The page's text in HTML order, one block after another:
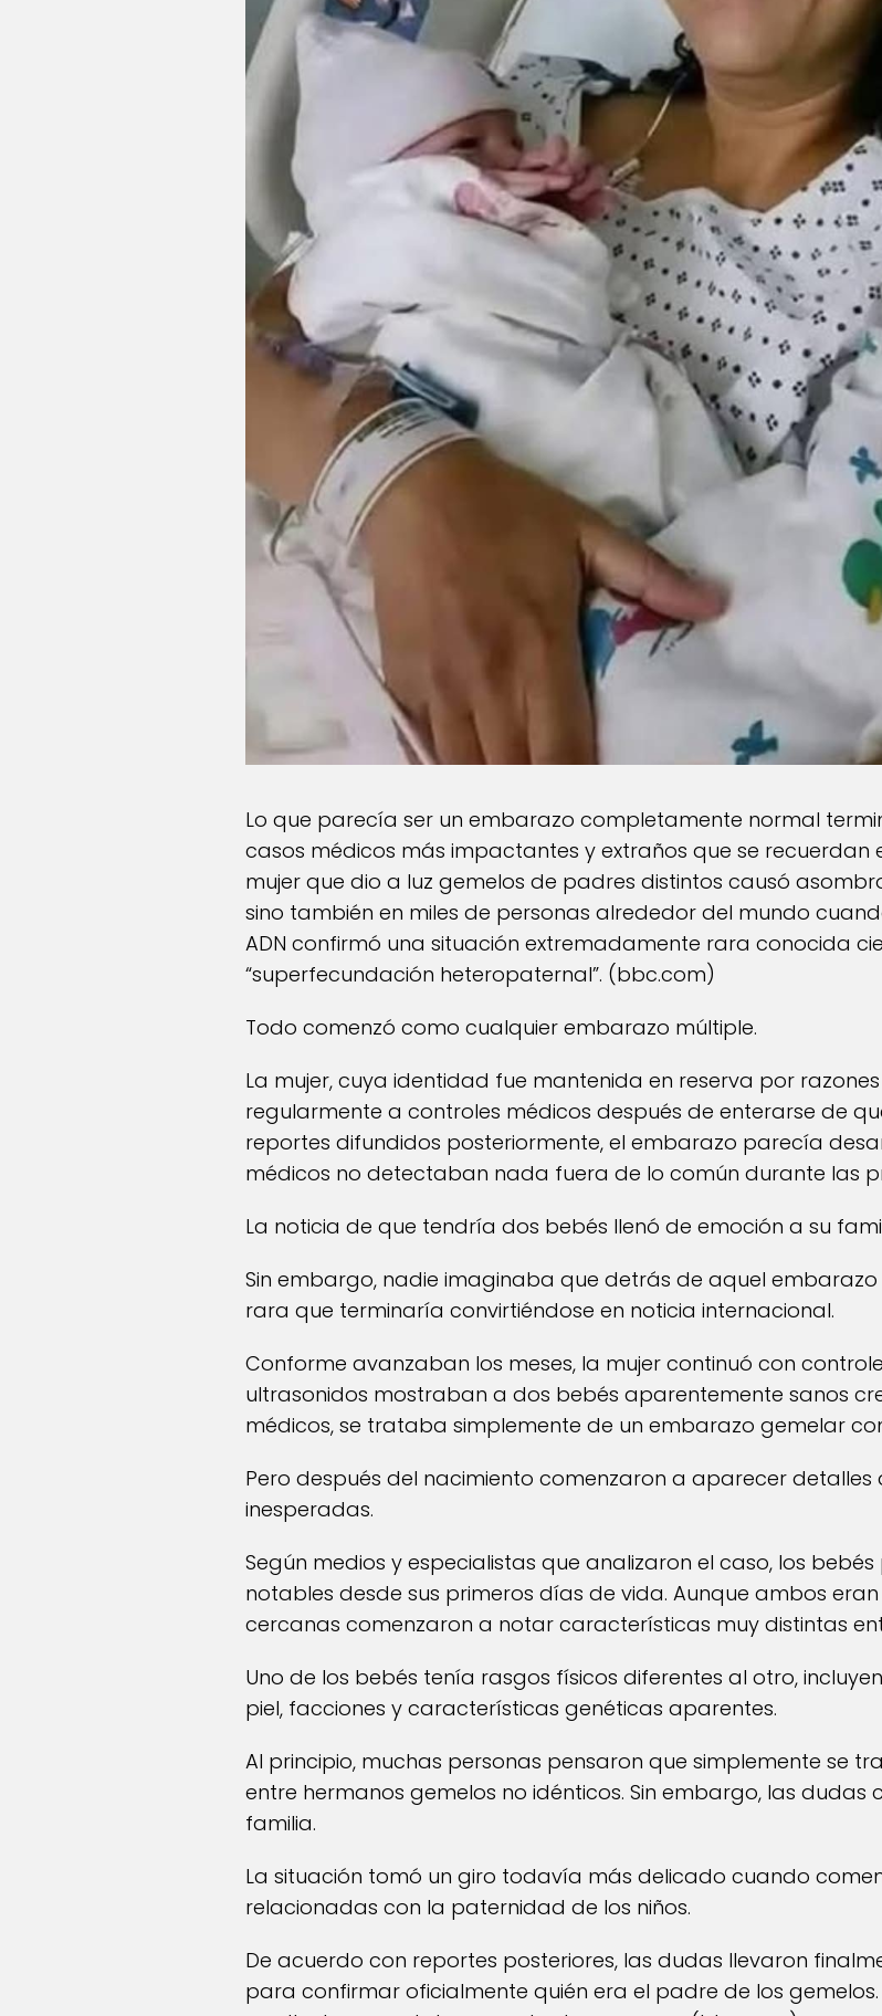
Lo que parecía ser un embarazo completamente normal
casos médicos más impactantes y extraños que se recuerdan
mujer que dio a luz gemelos de padres distintos causó
sino también en miles de personas alrededor del mundo
ADN confirmó una situación extremadamente rara conocida
“superfecundación heteropaternal”. (bbc.com)
Todo comenzó como cualquier embarazo múltiple.
La mujer, cuya identidad fue mantenida en reserva por
regularmente a controles médicos después de enterarse de
reportes difundidos posteriormente, el embarazo parecía
médicos no detectaban nada fuera de lo común durante las
La noticia de que tendría dos bebés llenó de emoción a su
Sin embargo, nadie imaginaba que detrás de aquel
rara que terminaría convirtiéndose en noticia internacional.
Conforme avanzaban los meses, la mujer continuó con
ultrasonidos mostraban a dos bebés aparentemente sanos
médicos, se trataba simplemente de un embarazo gemelar
Pero después del nacimiento comenzaron a aparecer
inesperadas.
Según medios y especialistas que analizaron el caso, los
notables desde sus primeros días de vida. Aunque ambos
cercanas comenzaron a notar características muy distintas
Uno de los bebés tenía rasgos físicos diferentes al otro,
piel, facciones y características genéticas aparentes.
Al principio, muchas personas pensaron que simplemente se
entre hermanos gemelos no idénticos. Sin embargo, las
familia.
La situación tomó un giro todavía más delicado cuando
relacionadas con la paternidad de los niños.
De acuerdo con reportes posteriores, las dudas llevaron
para confirmar oficialmente quién era el padre de los